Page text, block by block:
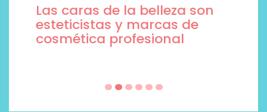
Las caras de la belleza son
esteticistas y marcas de
cosmética profesional